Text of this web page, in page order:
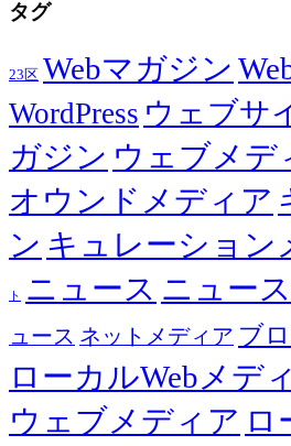
タグ
23区 Webマガジン
WordPress ウェブサ
ガジン ウェブメデ
オウンドメディア
ン キュレーション
ト ニュース ニュー
ュース ネットメディア ブ
ローカルWebメデ
ウェブメディア ロ